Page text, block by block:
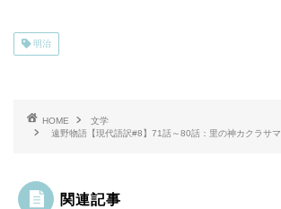
明治
HOME
文学
遠野物語【現代語訳#8】71話～80話：里の神カクラサマ
関連記事